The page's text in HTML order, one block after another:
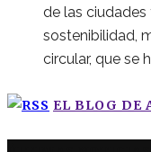
de las ciudades
sostenibilidad,
circular, que se
EL BLOG DE